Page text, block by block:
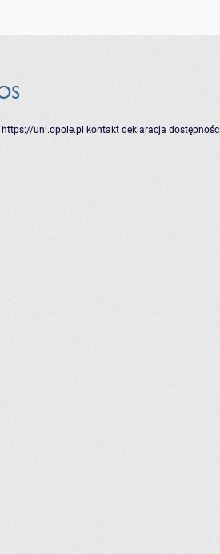
https://uni.opole.pl kontakt deklaracja